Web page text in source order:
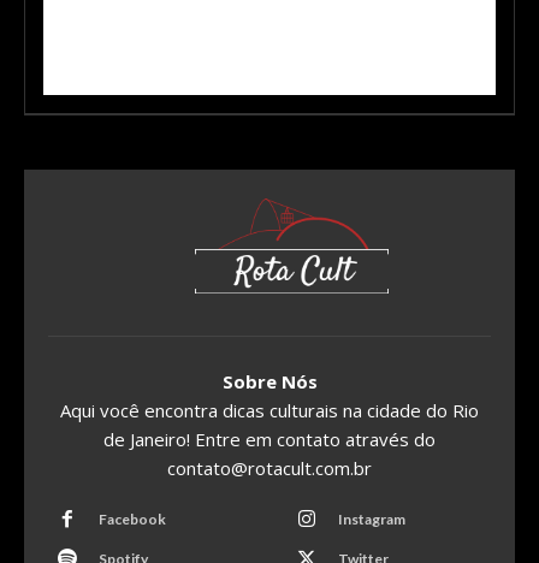
Sobre Nós
Aqui você encontra dicas culturais na cidade do Rio
de Janeiro! Entre em contato através do
contato@rotacult.com.br
Facebook Instagram
Spotify Twitter